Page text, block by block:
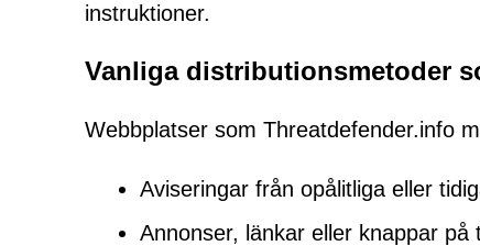
instruktioner.
Vanliga distributionsmetoder
Webbplatser som Threatdefender.info
Aviseringar från opålitliga eller
Annonser, länkar eller knappar